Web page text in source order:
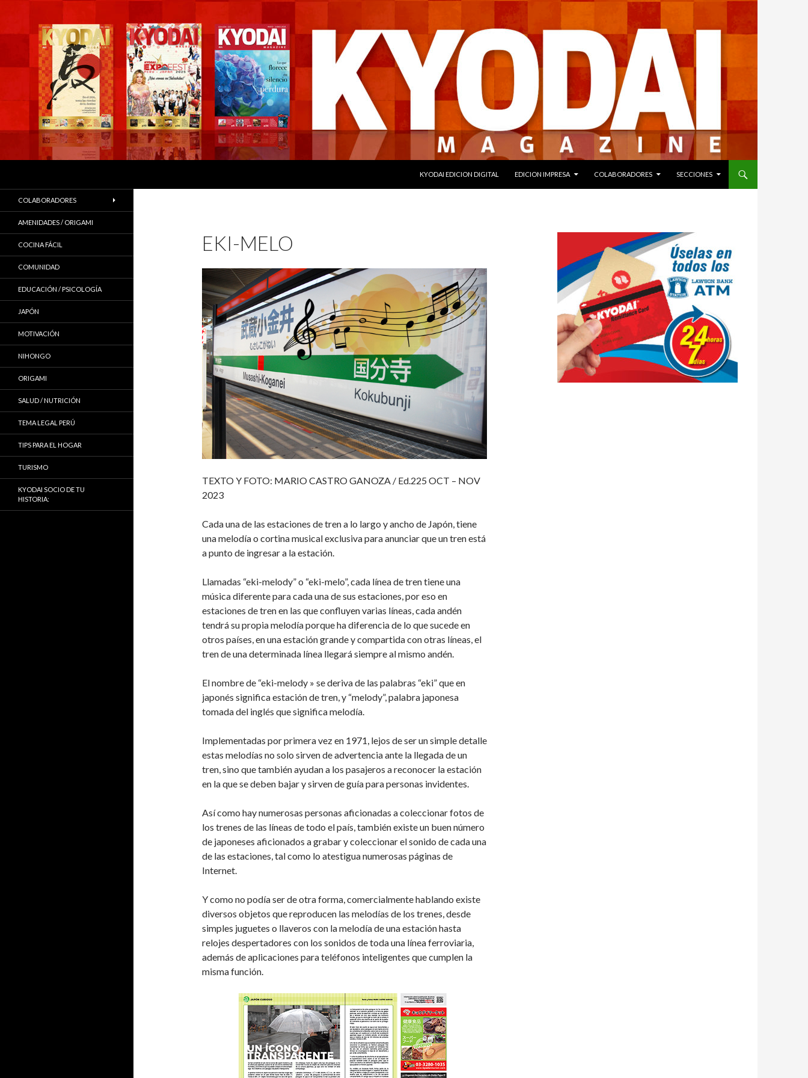
KYODAI EDICION DIGITAL
EDICION IMPRESA COLABORADORES SECCIONES
EKI-MELO
TEXTO Y FOTO: MARIO CASTRO GANOZA / Ed.225 OCT – NOV
2023
Cada una de las estaciones de tren a lo largo y ancho de Japón, tiene
una melodía o cortina musical exclusiva para anunciar que un tren está
a punto de ingresar a la estación.
Llamadas “eki-melody” o “eki-melo”, cada línea de tren tiene una
música diferente para cada una de sus estaciones, por eso en
estaciones de tren en las que confluyen varias líneas, cada andén
tendrá su propia melodía porque ha diferencia de lo que sucede en
otros países, en una estación grande y compartida con otras líneas, el
tren de una determinada línea llegará siempre al mismo andén.
El nombre de “eki-melody » se deriva de las palabras “eki” que en
japonés significa estación de tren, y “melody”, palabra japonesa
tomada del inglés que significa melodía.
Implementadas por primera vez en 1971, lejos de ser un simple detalle
estas melodías no solo sirven de advertencia ante la llegada de un
tren, sino que también ayudan a los pasajeros a reconocer la estación
en la que se deben bajar y sirven de guía para personas invidentes.
Así como hay numerosas personas aficionadas a coleccionar fotos de
los trenes de las líneas de todo el país, también existe un buen número
de japoneses aficionados a grabar y coleccionar el sonido de cada una
de las estaciones, tal como lo atestigua numerosas páginas de
Internet.
Y como no podía ser de otra forma, comercialmente hablando existe
diversos objetos que reproducen las melodías de los trenes, desde
simples juguetes o llaveros con la melodía de una estación hasta
relojes despertadores con los sonidos de toda una línea ferroviaria,
además de aplicaciones para teléfonos inteligentes que cumplen la
misma función.
COLABORADORES
AMENIDADES / ORIGAMI
COCINA FÁCIL
COMUNIDAD
EDUCACIÓN / PSICOLOGÍA
JAPÓN
MOTIVACIÓN
NIHONGO
ORIGAMI
SALUD / NUTRICIÓN
TEMA LEGAL PERÚ
TIPS PARA EL HOGAR
TURISMO
KYODAI SOCIO DE TU
HISTORIA: